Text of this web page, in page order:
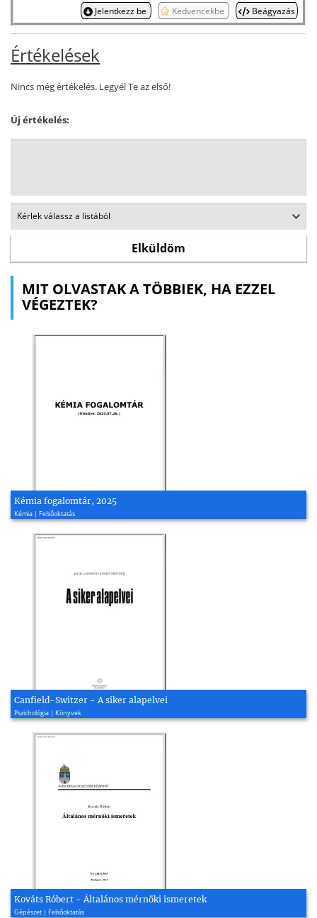
Jelentkezz be Kedvencekbe Beágyazás
Értékelések
Nincs még értékelés. Legyél Te az első!
Új értékelés:
MIT OLVASTAK A TÖBBIEK, HA EZZEL
VÉGEZTEK?
Kémia fogalomtár, 2025
Kémia | Felsőoktatás
Canfield-Switzer - A siker alapelvei
Pszichológia | Könyvek
Kováts Róbert - Általános mérnöki ismeretek
Gépészet | Felsőoktatás